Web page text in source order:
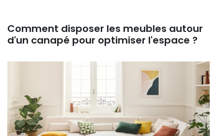
Comment disposer les meubles autour
d'un canapé pour optimiser l'espace ?